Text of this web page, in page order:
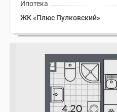
Ипотека
ЖК «Плюс Пулковский»